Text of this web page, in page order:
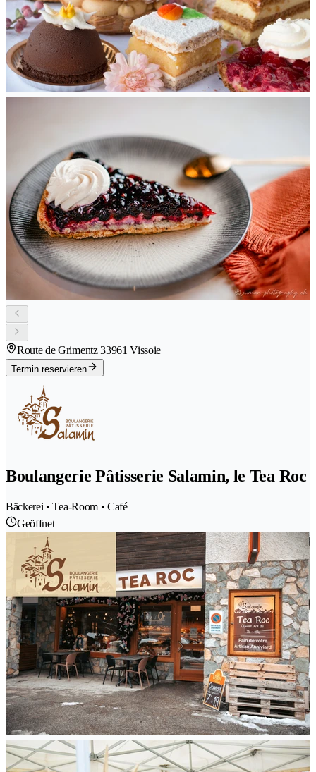
Route de Grimentz 33961 Vissoie
Termin reservieren
Boulangerie Pâtisserie Salamin, le Tea Roc
Bäckerei • Tea-Room • Café
Geöffnet